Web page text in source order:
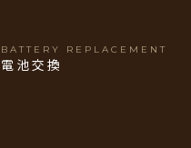
BATTERY REPLACEMENT
電池交換